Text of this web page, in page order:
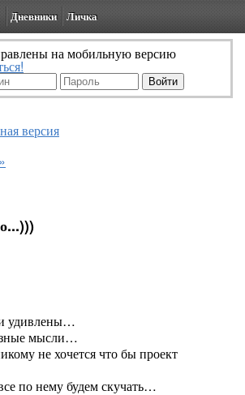
Дневники Личка
на мобильную версию
версия
удивлены…
мысли…
не хочется что бы проект
по нему будем скучать…